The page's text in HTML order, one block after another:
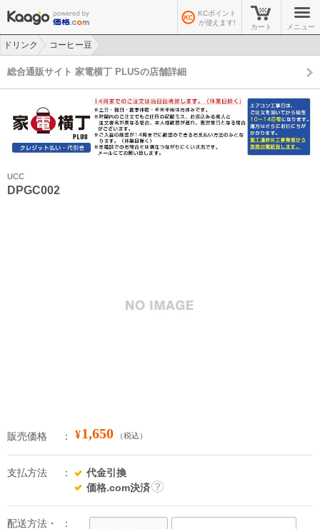
KCポイント
が使えます!
カート メニュー
ドリンク
コーヒー豆
総合通販サイト 家電横丁 PLUSの店舗詳細
UCC
DPGC002
販売価格 ¥1,650 （税込）
支払方法
代金引換
価格.com決済
配送方法・